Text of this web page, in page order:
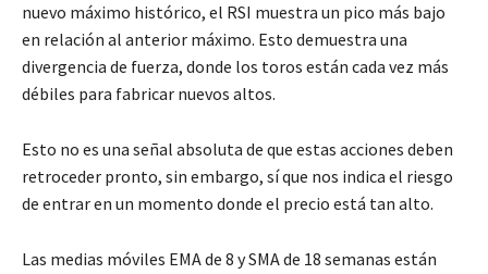
nuevo máximo histórico, el RSI muestra un pico más bajo
en relación al anterior máximo. Esto demuestra una
divergencia de fuerza, donde los toros están cada vez más
débiles para fabricar nuevos altos.
Esto no es una señal absoluta de que estas acciones deben
retroceder pronto, sin embargo, sí que nos indica el riesgo
de entrar en un momento donde el precio está tan alto.
Las medias móviles EMA de 8 y SMA de 18 semanas están